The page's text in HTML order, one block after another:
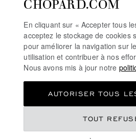
S’INSCRIRE À LA NEWSLETTER
POLITIQUE DES COOKIES
En cliquant sur « Accepter tous
acceptez le stockage de cookies
pour améliorer la navigation sur
utilisation et contribuer à nos
Nous avons mis à jour notre
TOUT
AUTORISER TOUS